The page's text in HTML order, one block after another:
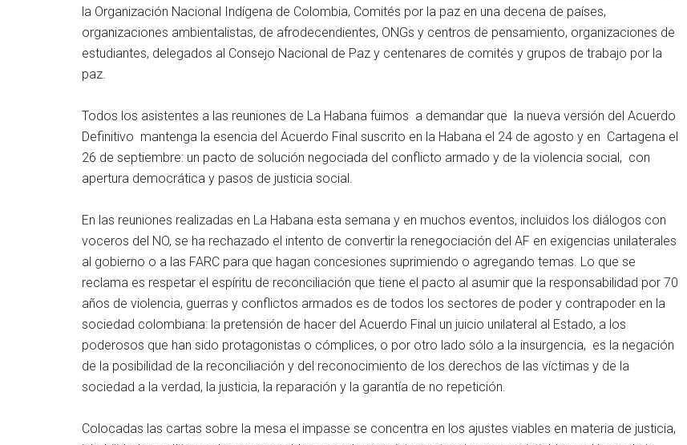
la Organización Nacional Indígena de Colombia, Comités por la paz en una decena de países,
organizaciones ambientalistas, de afrodecendientes, ONGs y centros de pensamiento, organizaciones de
estudiantes, delegados al Consejo Nacional de Paz y centenares de comités y grupos de trabajo por la
paz.
Todos los asistentes a las reuniones de La Habana fuimos a demandar que la nueva versión del Acuerdo
Definitivo mantenga la esencia del Acuerdo Final suscrito en la Habana el 24 de agosto y en Cartagena el
26 de septiembre: un pacto de solución negociada del conflicto armado y de la violencia social, con
apertura democrática y pasos de justicia social.
En las reuniones realizadas en La Habana esta semana y en muchos eventos, incluidos los diálogos con
voceros del NO, se ha rechazado el intento de convertir la renegociación del AF en exigencias unilaterales
al gobierno o a las FARC para que hagan concesiones suprimiendo o agregando temas. Lo que se
reclama es respetar el espíritu de reconciliación que tiene el pacto al asumir que la responsabilidad por 70
años de violencia, guerras y conflictos armados es de todos los sectores de poder y contrapoder en la
sociedad colombiana: la pretensión de hacer del Acuerdo Final un juicio unilateral al Estado, a los
poderosos que han sido protagonistas o cómplices, o por otro lado sólo a la insurgencia, es la negación
de la posibilidad de la reconciliación y del reconocimiento de los derechos de las víctimas y de la
sociedad a la verdad, la justicia, la reparación y la garantía de no repetición.
Colocadas las cartas sobre la mesa el impasse se concentra en los ajustes viables en materia de justicia,